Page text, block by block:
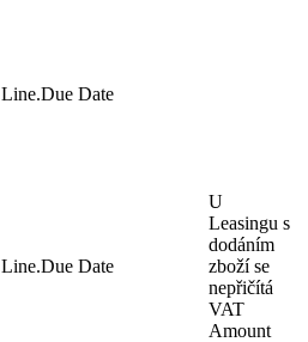
Line.Due Date
Line.Due Date
U
Leasingu s
dodáním
zboží se
nepřičítá
VAT
Amount